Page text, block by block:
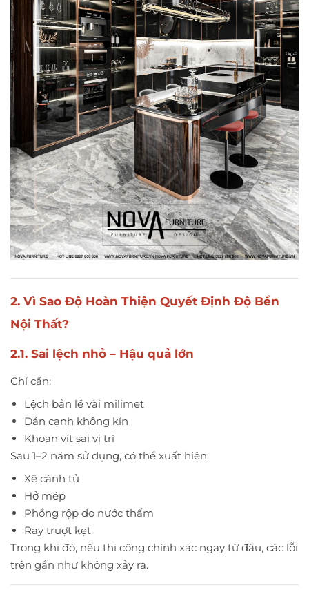
2. Vì Sao Độ Hoàn Thiện Quyết Định Độ Bền
Nội Thất?
2.1. Sai lệch nhỏ – Hậu quả lớn
Chỉ cần:
Lệch bản lề vài milimet
Dán cạnh không kín
Khoan vít sai vị trí
Sau 1–2 năm sử dụng, có thể xuất hiện:
Xệ cánh tủ
Hở mép
Phồng rộp do nước thấm
Ray trượt kẹt
Trong khi đó, nếu thi công chính xác ngay từ đầu, các lỗi
trên gần như không xảy ra.